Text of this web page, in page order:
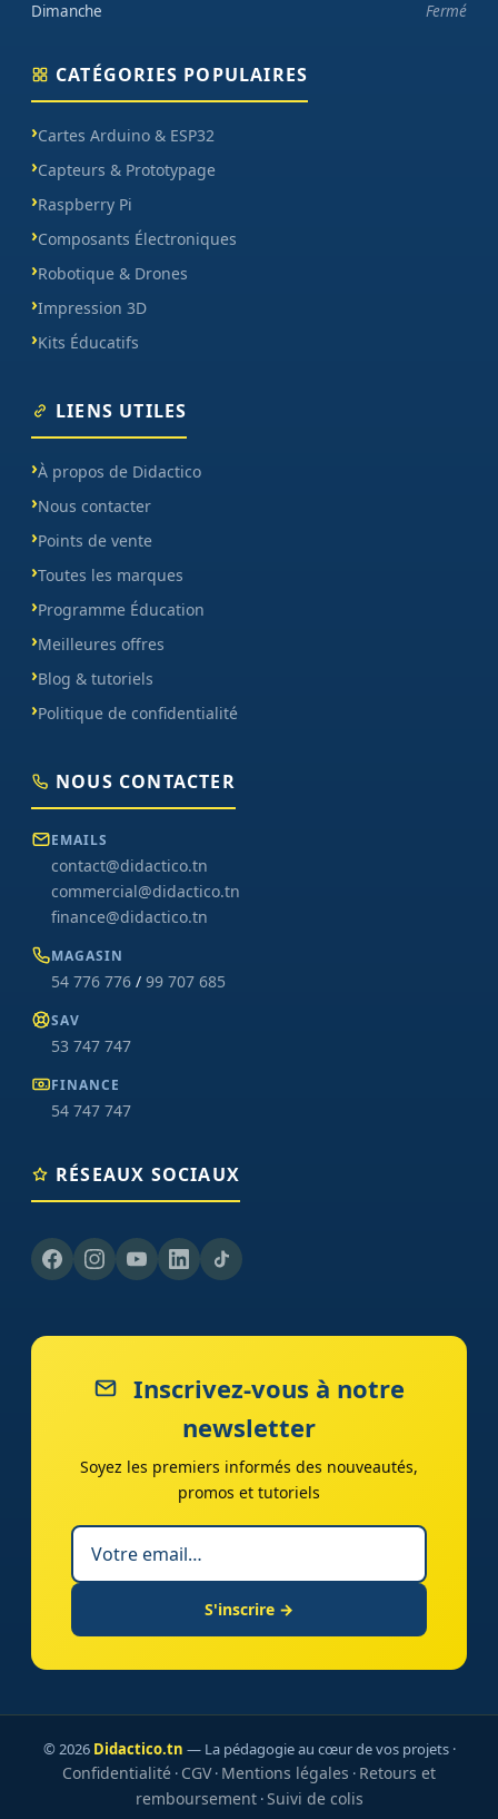
Dimanche
Fermé
CATÉGORIES POPULAIRES
Cartes Arduino & ESP32
Capteurs & Prototypage
Raspberry Pi
Composants Électroniques
Robotique & Drones
Impression 3D
Kits Éducatifs
LIENS UTILES
À propos de Didactico
Nous contacter
Points de vente
Toutes les marques
Programme Éducation
Meilleures offres
Blog & tutoriels
Politique de confidentialité
NOUS CONTACTER
EMAILS
contact@didactico.tn
commercial@didactico.tn
finance@didactico.tn
MAGASIN
54 776 776 / 99 707 685
SAV
53 747 747
FINANCE
54 747 747
RÉSEAUX SOCIAUX
Inscrivez-vous à notre
newsletter
Soyez les premiers informés des nouveautés,
promos et tutoriels
S'inscrire →
© 2026 Didactico.tn — La pédagogie au cœur de vos projets ·
Confidentialité · CGV· Mentions légales · Retours et
remboursement·Suivi de colis